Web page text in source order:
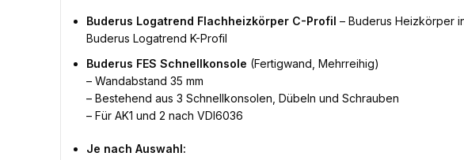
Buderus Logatrend Flachheizkörper C-Profil – Buderus Heizkörper
Buderus Logatrend K-Profil
Buderus FES Schnellkonsole (Fertigwand, Mehrreihig)
– Wandabstand 35 mm
– Bestehend aus 3 Schnellkonsolen, Dübeln und Schrauben
– Für AK1 und 2 nach VDI6036
Je nach Auswahl: